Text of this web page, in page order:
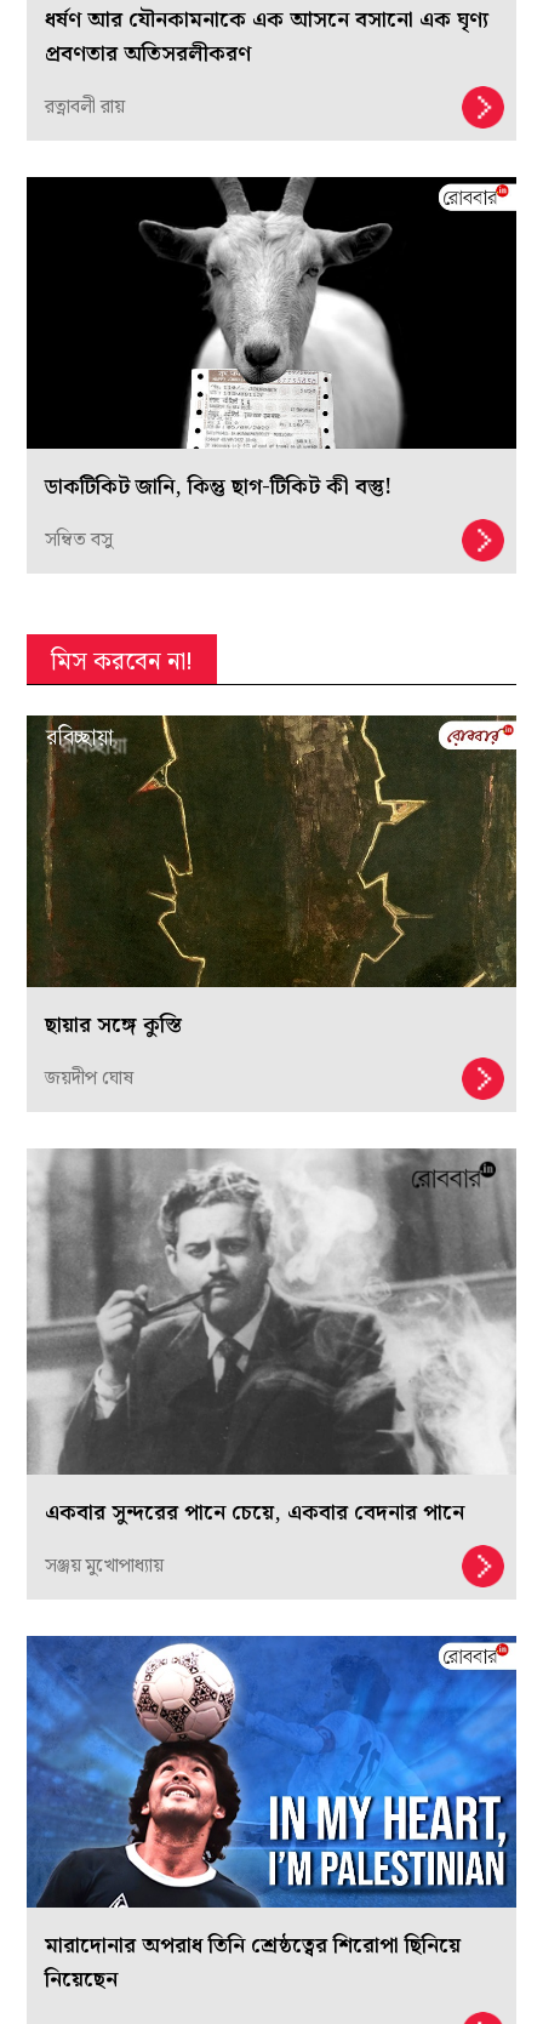
ধর্ষণ আর যৌনকামনাকে এক আসনে বসানো এক ঘৃণ্য
প্রবণতার অতিসরলীকরণ
রত্নাবলী রায়
ডাকটিকিট জানি, কিন্তু ছাগ-টিকিট কী বস্তু!
সম্বিত বসু
মিস করবেন না!
ছায়ার সঙ্গে কুস্তি
জয়দীপ ঘোষ
একবার সুন্দরের পানে চেয়ে, একবার বেদনার পানে
সঞ্জয় মুখোপাধ্যায়
মারাদোনার অপরাধ তিনি শ্রেষ্ঠত্বের শিরোপা ছিনিয়ে
নিয়েছেন